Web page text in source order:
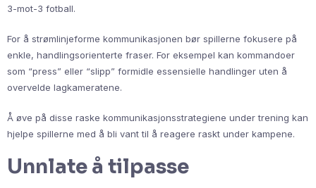
3-mot-3 fotball.
For å strømlinjeforme kommunikasjonen bør spillerne fokusere på
enkle, handlingsorienterte fraser. For eksempel kan kommandoer
som “press” eller “slipp” formidle essensielle handlinger uten å
overvelde lagkameratene.
Å øve på disse raske kommunikasjonsstrategiene under trening kan
hjelpe spillerne med å bli vant til å reagere raskt under kampene.
Unnlate å tilpasse